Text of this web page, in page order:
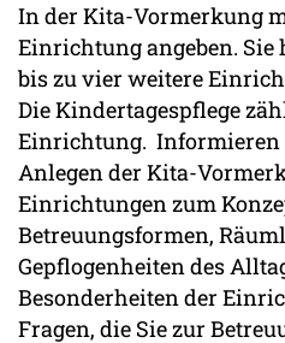
In der Kita-Vormerkung
Einrichtung angeben.
bis zu vier weitere
Die Kindertagespflege
Einrichtung. Informieren
Anlegen der Kita-
Einrichtungen zum
Betreuungsformen,
Gepflogenheiten des
Besonderheiten der
Fragen, die Sie zur